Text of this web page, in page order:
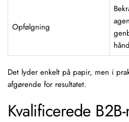
Opfølgning
Det lyder enkelt på papir, men i
afgørende for resultatet.
Kvalificerede